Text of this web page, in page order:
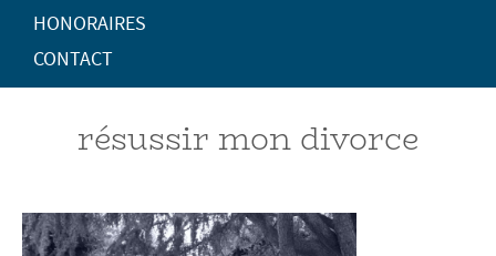
HONORAIRES
CONTACT
résussir mon divorce